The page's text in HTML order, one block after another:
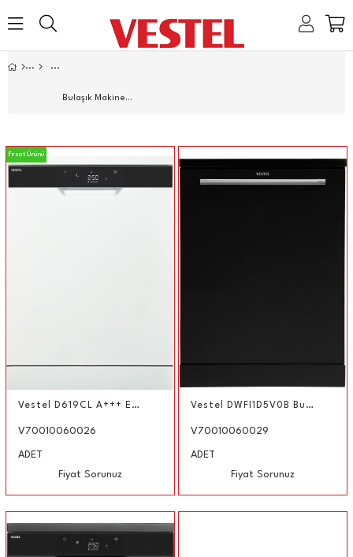
Home
Link
Bulaşık Makineleri
Vestel D619CL A+++ Ekonomi Programlı Bulaşık Makinesi
V70010060026
ADET
Fırsat Ürünü
Fiyat Sorunuz
Vestel DWFI1D5V0B Bulaşık Makinesi
V70010060029
ADET
Fiyat Sorunuz